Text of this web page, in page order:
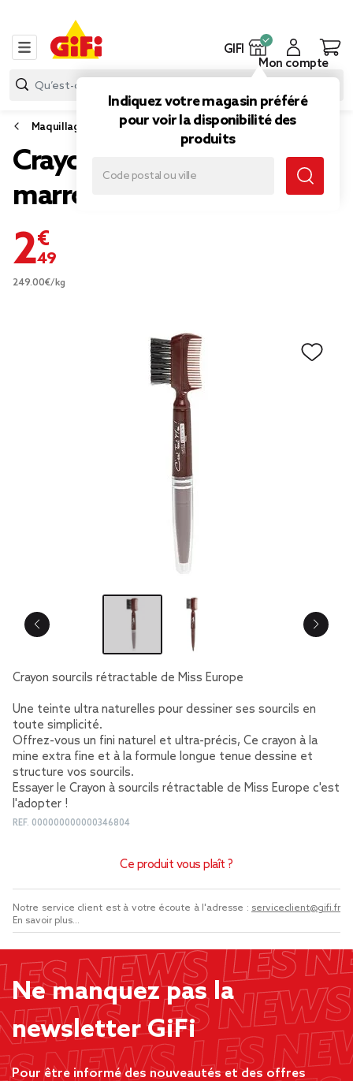
GIFI
Indiquez votre magasin préféré
pour voir la disponibilité des
produits
Mon compte
Maquillage
Crayon sourcils retractable
marron
2,49 €
249.00€/kg
Crayon sourcils rétractable de Miss Europe
Une teinte ultra naturelles pour dessiner ses sourcils en
toute simplicité.
Offrez-vous un fini naturel et ultra-précis, Ce crayon à la
mine extra fine et à la formule longue tenue dessine et
structure vos sourcils.
Essayer le Crayon à sourcils rétractable de Miss Europe c'est
l'adopter !
REF. 000000000000346804
Ce produit vous plaît ?
Notre service client est à votre écoute à l'adresse : serviceclient@gifi.fr
En savoir plus...
Ne manquez pas la
newsletter GiFi
Pour être informé des nouveautés et des offres